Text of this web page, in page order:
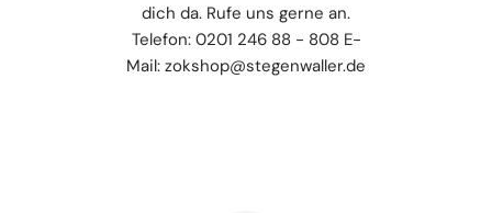
dich da. Rufe uns gerne an.
Telefon: 0201 246 88 - 808 E-
Mail: zokshop@stegenwaller.de